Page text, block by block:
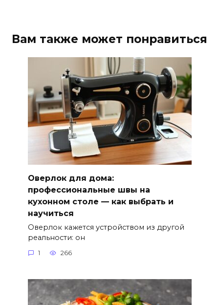
Вам также может понравиться
Оверлок для дома:
профессиональные швы на
кухонном столе — как выбрать и
научиться
Оверлок кажется устройством из другой
реальности: он
1 266